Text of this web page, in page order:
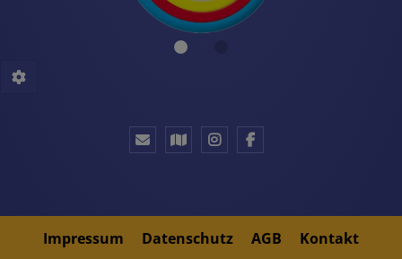
Impressum Datenschutz AGB Kontakt